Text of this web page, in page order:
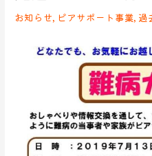
お知らせ, ピアサポート事業, 過
連
カ
催！